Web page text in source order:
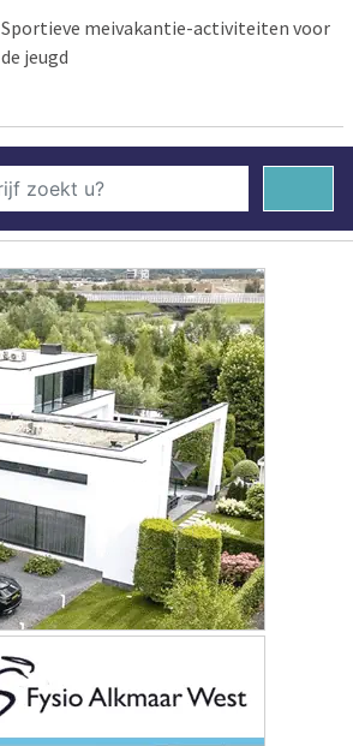
Sportieve meivakantie-activiteiten voor
de jeugd